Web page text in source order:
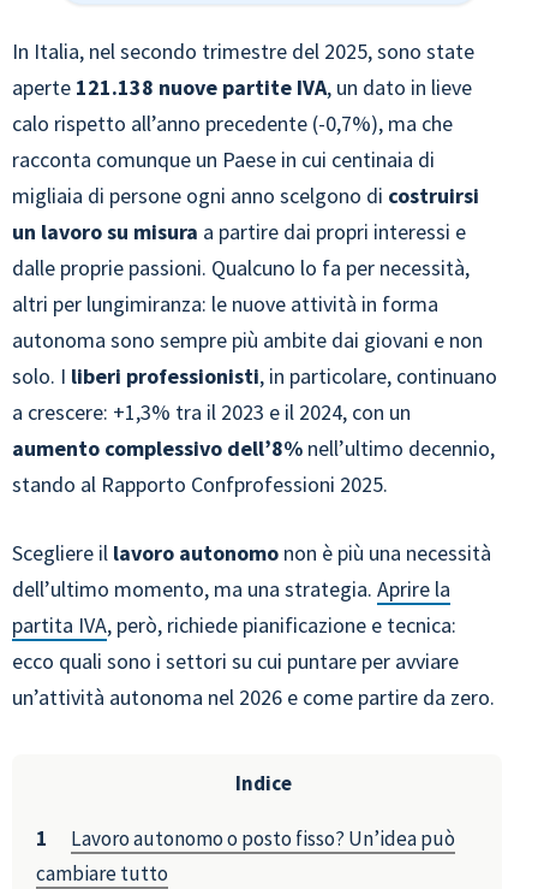
In Italia, nel secondo trimestre del 2025, sono state
aperte 121.138 nuove partite IVA, un dato in lieve
calo rispetto all’anno precedente (-0,7%), ma che
racconta comunque un Paese in cui centinaia di
migliaia di persone ogni anno scelgono di costruirsi
un lavoro su misura a partire dai propri interessi e
dalle proprie passioni. Qualcuno lo fa per necessità,
altri per lungimiranza: le nuove attività in forma
autonoma sono sempre più ambite dai giovani e non
solo. I liberi professionisti, in particolare, continuano
a crescere: +1,3% tra il 2023 e il 2024, con un
aumento complessivo dell’8% nell’ultimo decennio,
stando al Rapporto Confprofessioni 2025.
Scegliere il lavoro autonomo non è più una necessità
dell’ultimo momento, ma una strategia. Aprire la
partita IVA, però, richiede pianificazione e tecnica:
ecco quali sono i settori su cui puntare per avviare
un’attività autonoma nel 2026 e come partire da zero.
Indice
Lavoro autonomo o posto fisso? Un’idea può
cambiare tutto